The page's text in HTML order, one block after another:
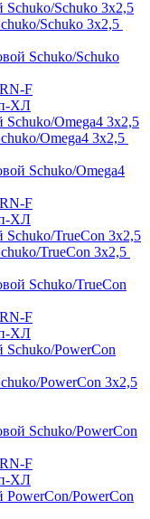
Schuko 3х2,5
Schuko/Schuko
F
ХЛ
Omega4 3х2,5
Schuko/Omega4
F
ХЛ
TrueCon 3х2,5
Schuko/TrueCon
F
ХЛ
PowerCon 3х2,5
Schuko/PowerCon
F
ХЛ